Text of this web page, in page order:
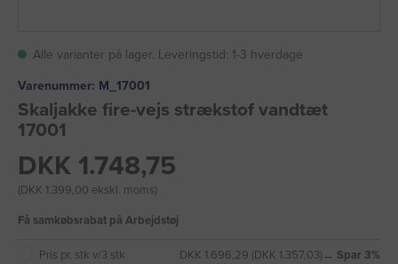
Alle varianter på lager. Leveringstid: 1-3 hverdage
Varenummer: M_17001
Skaljakke fire-vejs strækstof vandtæt
17001
DKK 1.748,75
(DKK 1.399,00 ekskl. moms)
Få samkøbsrabat på Arbejdstøj
Pris pr. stk v/3 stk DKK 1.696,29 (DKK 1.357,03) → Spar 3%